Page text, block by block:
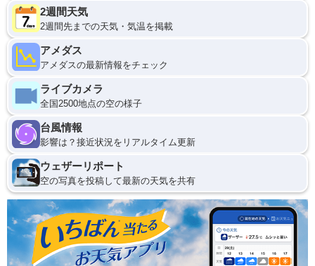
2週間天気
2週間先までの天気・気温を掲載
アメダス
アメダスの最新情報をチェック
ライブカメラ
全国2500地点の空の様子
台風情報
影響は？接近状況をリアルタイム更新
ウェザーリポート
空の写真を投稿して最新の天気を共有